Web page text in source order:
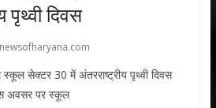
पृथ्वी दिवस
सेक्टर 30 में अंतरराष्ट्रीय पृथ्वी दिवस
अवसर पर स्कूल